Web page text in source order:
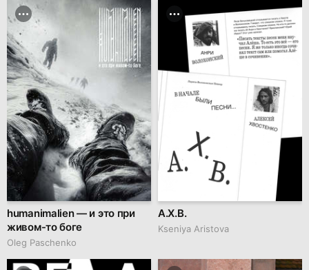
humanimalien — и это при
живом-то боге
Oleg Paschenko
А.Х.В.
Kseniya Aristova